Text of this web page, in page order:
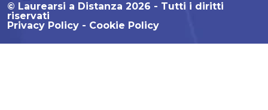
© Laurearsi a Distanza 2026 - Tutti i diritti
riservati
Privacy Policy
Cookie Policy